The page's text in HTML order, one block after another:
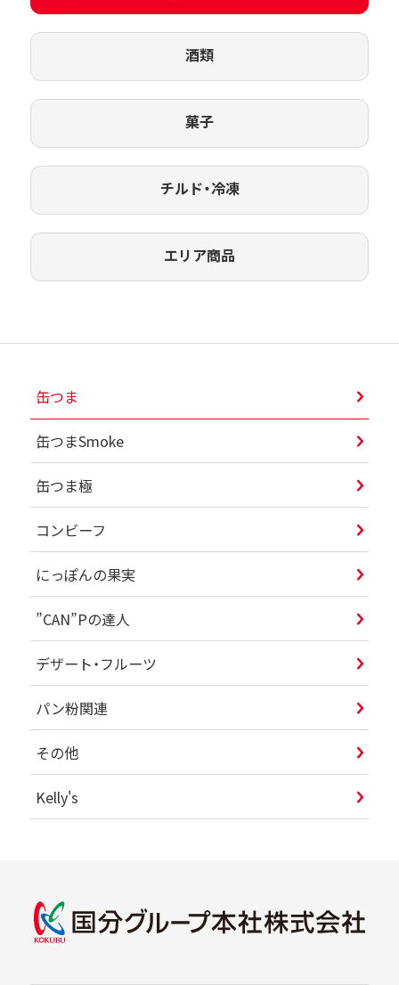
酒類
菓子
チルド・冷凍
エリア商品
缶つま
缶つまSmoke
缶つま極
コンビーフ
にっぽんの果実
”CAN”Pの達人
デザート・フルーツ
パン粉関連
その他
Kelly's